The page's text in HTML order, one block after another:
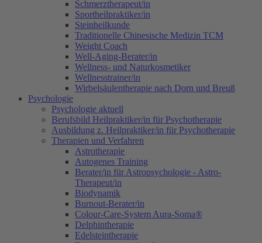
Schmerztherapeut/in
Sportheilpraktiker/in
Steinheilkunde
Traditionelle Chinesische Medizin TCM
Weight Coach
Well-Aging-Berater/in
Wellness- und Naturkosmetiker
Wellnesstrainer/in
Wirbelsäulentherapie nach Dorn und Breuß
Psychologie
Psychologie aktuell
Berufsbild Heilpraktiker/in für Psychotherapie
Ausbildung z. Heilpraktiker/in für Psychotherapie
Therapien und Verfahren
Astrotherapie
Autogenes Training
Berater/in für Astropsychologie - Astro-
Therapeut/in
Biodynamik
Burnout-Berater/in
Colour-Care-System Aura-Soma®
Delphintherapie
Edelsteintherapie